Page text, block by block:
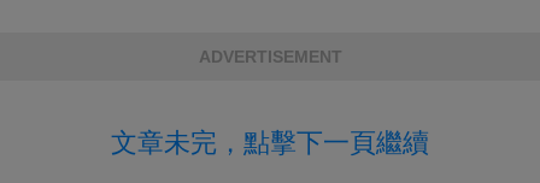
ADVERTISEMENT
文章未完，點擊下一頁繼續